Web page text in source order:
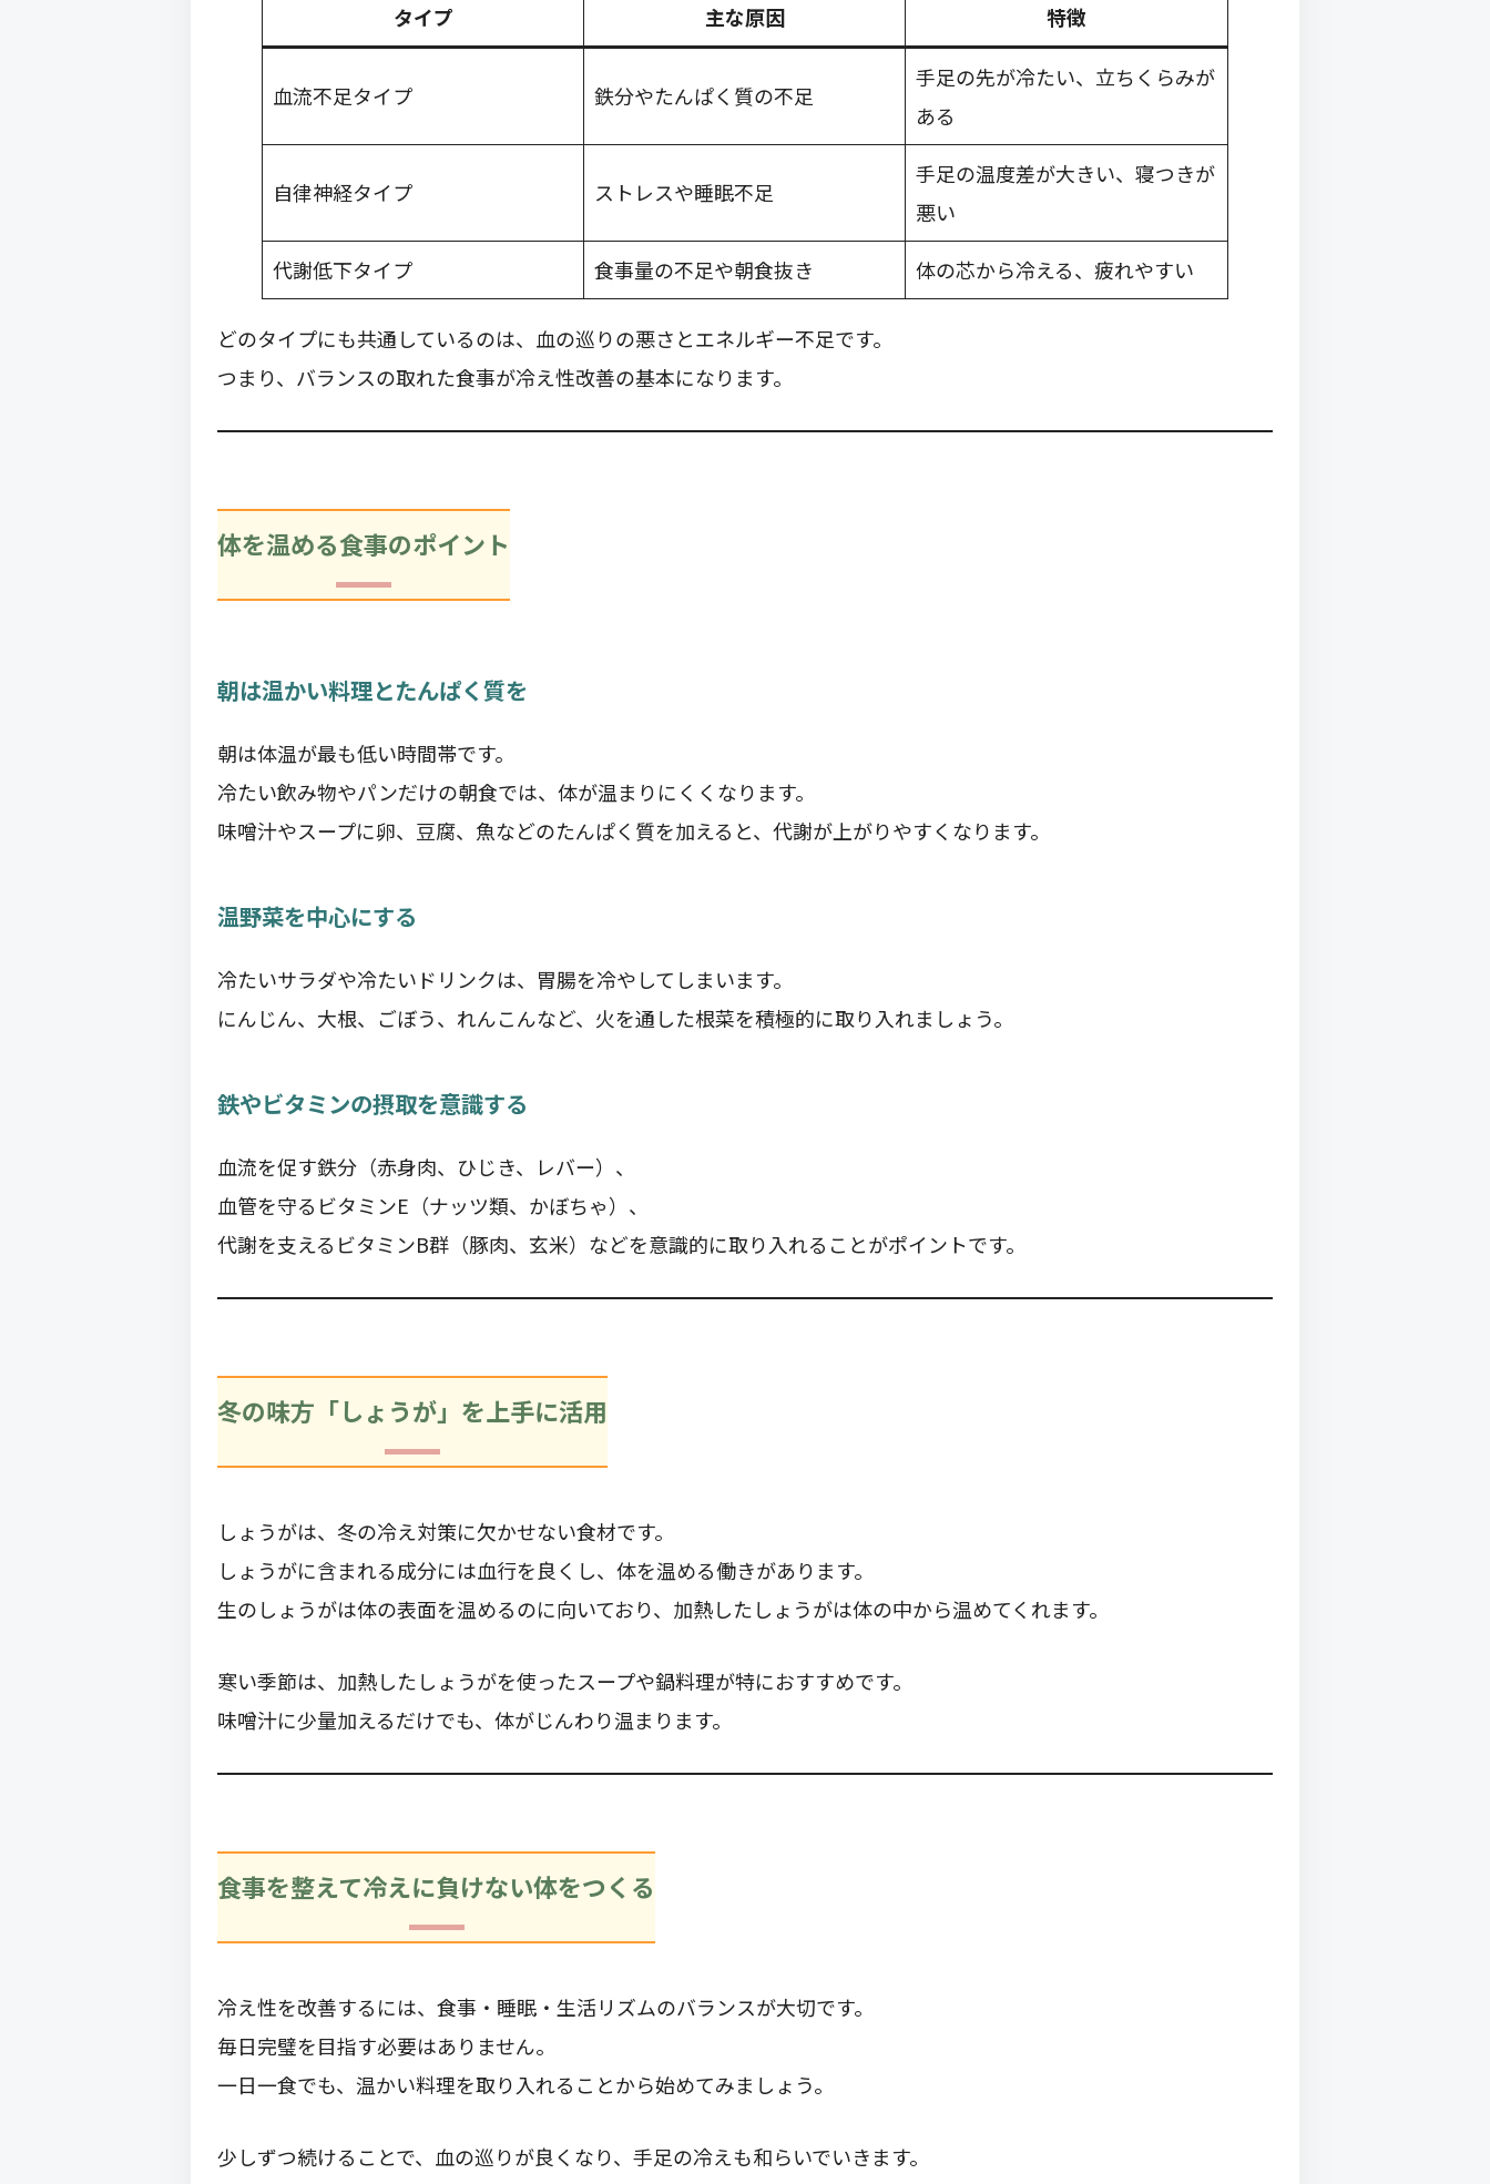
タイプ 主な原因 特徴
血流不足タイプ 鉄分やたんぱく質の不足
手足の先が冷たい、立ちくらみが
ある
自律神経タイプ ストレスや睡眠不足
手足の温度差が大きい、寝つきが
悪い
代謝低下タイプ
食事量の不足や朝食抜き 体の芯から冷える、疲れやすい
どのタイプにも共通しているのは、血の巡りの悪さとエネルギー不足です。
つまり、バランスの取れた食事が冷え性改善の基本になります。
体を温める食事のポイント
朝は温かい料理とたんぱく質を
朝は体温が最も低い時間帯です。
冷たい飲み物やパンだけの朝食では、体が温まりにくくなります。
味噌汁やスープに卵、豆腐、魚などのたんぱく質を加えると、代謝が上がりやすくなります。
温野菜を中心にする
冷たいサラダや冷たいドリンクは、胃腸を冷やしてしまいます。
にんじん、大根、ごぼう、れんこんなど、火を通した根菜を積極的に取り入れましょう。
鉄やビタミンの摂取を意識する
血流を促す鉄分（赤身肉、ひじき、レバー）、
血管を守るビタミンE（ナッツ類、かぼちゃ）、
代謝を支えるビタミンB群（豚肉、玄米）などを意識的に取り入れることがポイントです。
冬の味方「しょうが」を上手に活用
しょうがは、冬の冷え対策に欠かせない食材です。
しょうがに含まれる成分には血行を良くし、体を温める働きがあります。
生のしょうがは体の表面を温めるのに向いており、加熱したしょうがは体の中から温めてくれます。
寒い季節は、加熱したしょうがを使ったスープや鍋料理が特におすすめです。
味噌汁に少量加えるだけでも、体がじんわり温まります。
食事を整えて冷えに負けない体をつくる
冷え性を改善するには、食事・睡眠・生活リズムのバランスが大切です。
毎日完璧を目指す必要はありません。
一日一食でも、温かい料理を取り入れることから始めてみましょう。
少しずつ続けることで、血の巡りが良くなり、手足の冷えも和らいでいきます。